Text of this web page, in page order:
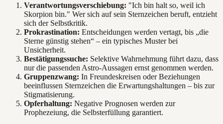
Verantwortungsverschiebung: "Ich bin halt so, weil ich
Skorpion bin." Wer sich auf sein Sternzeichen beruft, entzieht
sich der Selbstkritik.
Prokrastination: Entscheidungen werden vertagt, bis „die
Sterne günstig stehen“ – ein typisches Muster bei
Unsicherheit.
Bestätigungssuche: Selektive Wahrnehmung führt dazu, dass
nur die passenden Astro-Aussagen ernst genommen werden.
Gruppenzwang: In Freundeskreisen oder Beziehungen
beeinflussen Sternzeichen die Erwartungshaltungen – bis zur
Stigmatisierung.
Opferhaltung: Negative Prognosen werden zur
Prophezeiung, die Selbsterfüllung garantiert.